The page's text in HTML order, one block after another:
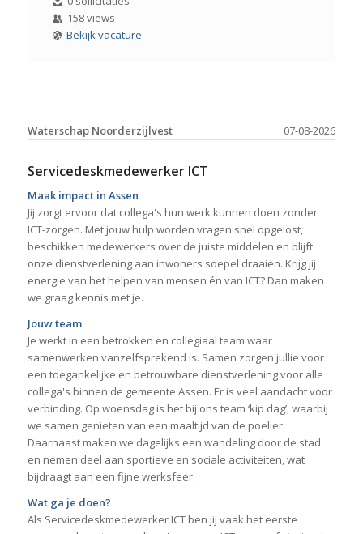
158 views
Bekijk vacature
07-08-2026
Waterschap Noorderzijlvest
Servicedeskmedewerker ICT
Maak impact in Assen
Jij zorgt ervoor dat collega's hun werk kunnen doen zonder
ICT-zorgen. Met jouw hulp worden vragen snel opgelost,
beschikken medewerkers over de juiste middelen en blijft
onze dienstverlening aan inwoners soepel draaien. Krijg jij
energie van het helpen van mensen én van ICT? Dan maken
we graag kennis met je.
Jouw team
Je werkt in een betrokken en collegiaal team waar
samenwerken vanzelfsprekend is. Samen zorgen jullie voor
een toegankelijke en betrouwbare dienstverlening voor alle
collega's binnen de gemeente Assen. Er is veel aandacht voor
verbinding. Op woensdag is het bij ons team ‘kip dag’, waarbij
we samen genieten van een maaltijd van de poelier.
Daarnaast maken we dagelijks een wandeling door de stad
en nemen deel aan sportieve en sociale activiteiten, wat
bijdraagt aan een fijne werksfeer.
Wat ga je doen?
Als Servicedeskmedewerker ICT ben jij vaak het eerste